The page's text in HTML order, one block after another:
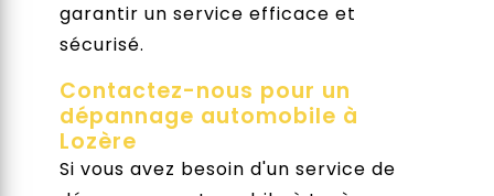
garantir un service efficace et
sécurisé.
Contactez-nous pour un
dépannage automobile à
Lozère
Si vous avez besoin d'un service de